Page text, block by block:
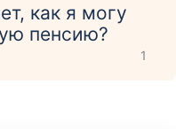
как я могу
пенсию?
1